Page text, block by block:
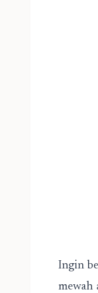
Ingin
mewah